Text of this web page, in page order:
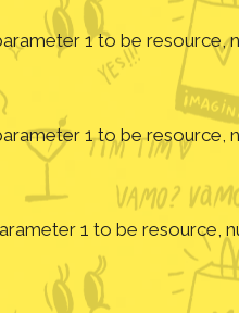
1 to be resource,
1 to be resource,
1 to be resource,